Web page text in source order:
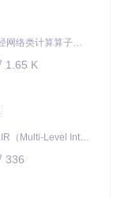
本项目是CANN提供的神经网络类计算算子库，实现网络在NPU上加速计算。
1.65 K
AscendNPU-IR是基于MLIR（Multi-Level Intermediate Representation）构建的，面向昇腾亲和算子编译时使用的中间表示，提供昇腾完备表达能力，通过编译优化提升昇腾AI处理器计算效率，支持通过生态框架使能昇腾AI处理器与深度调优
336